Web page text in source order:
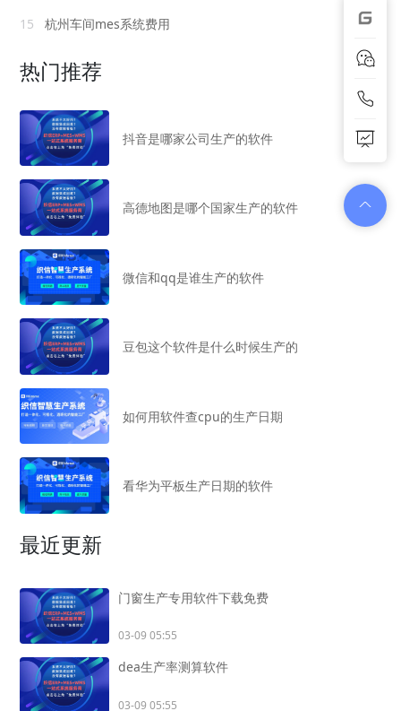
15
杭州车间mes系统费用
热门推荐
抖音是哪家公司生产的软件
高德地图是哪个国家生产的软件
微信和qq是谁生产的软件
豆包这个软件是什么时候生产的
如何用软件查cpu的生产日期
看华为平板生产日期的软件
最近更新
门窗生产专用软件下载免费
03-09 05:55
dea生产率测算软件
03-09 05:55